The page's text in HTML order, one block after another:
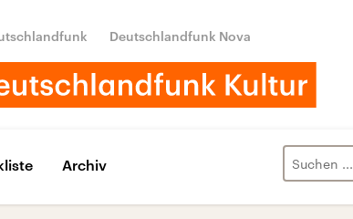
Deutschlandfunk Nova
Archiv